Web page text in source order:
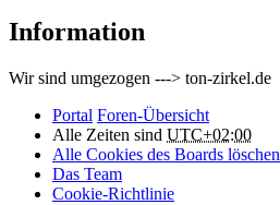
Information
Wir sind umgezogen ---> ton-zirkel.de
Portal Foren-Übersicht
Alle Zeiten sind UTC+02:00
Alle Cookies des Boards löschen
Das Team
Cookie-Richtlinie